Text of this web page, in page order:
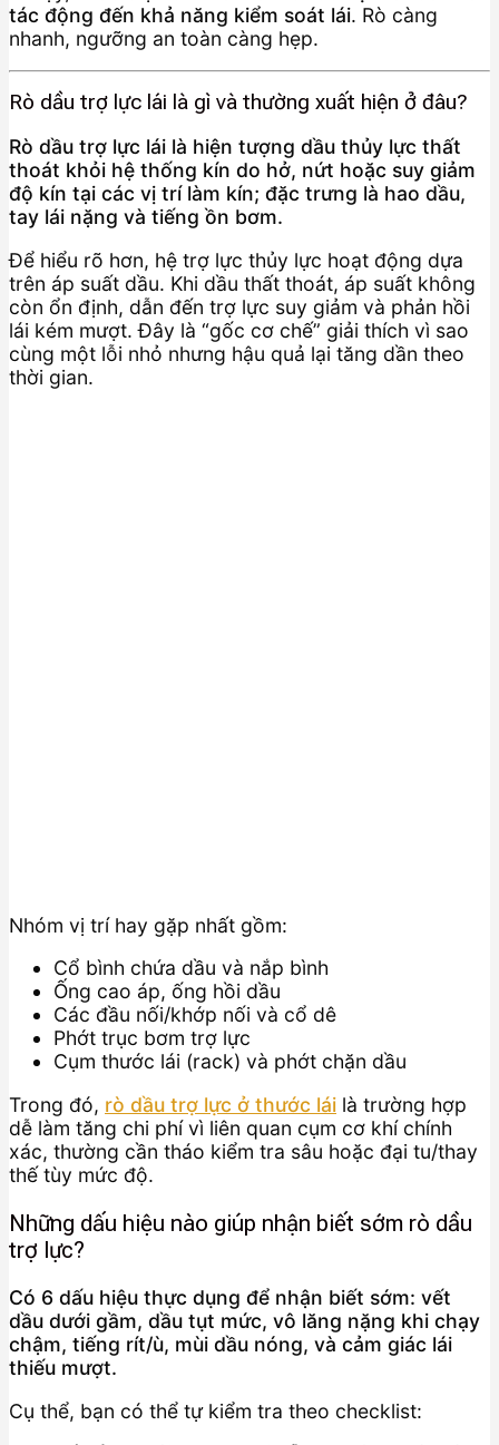
tác động đến khả năng kiểm soát lái. Rò càng
nhanh, ngưỡng an toàn càng hẹp.
Rò dầu trợ lực lái là gì và thường xuất hiện ở đâu?
Rò dầu trợ lực lái là hiện tượng dầu thủy lực thất
thoát khỏi hệ thống kín do hở, nứt hoặc suy giảm
độ kín tại các vị trí làm kín; đặc trưng là hao dầu,
tay lái nặng và tiếng ồn bơm.
Để hiểu rõ hơn, hệ trợ lực thủy lực hoạt động dựa
trên áp suất dầu. Khi dầu thất thoát, áp suất không
còn ổn định, dẫn đến trợ lực suy giảm và phản hồi
lái kém mượt. Đây là “gốc cơ chế” giải thích vì sao
cùng một lỗi nhỏ nhưng hậu quả lại tăng dần theo
thời gian.
Nhóm vị trí hay gặp nhất gồm:
Cổ bình chứa dầu và nắp bình
Ống cao áp, ống hồi dầu
Các đầu nối/khớp nối và cổ dê
Phớt trục bơm trợ lực
Cụm thước lái (rack) và phớt chặn dầu
Trong đó, rò dầu trợ lực ở thước lái là trường hợp
dễ làm tăng chi phí vì liên quan cụm cơ khí chính
xác, thường cần tháo kiểm tra sâu hoặc đại tu/thay
thế tùy mức độ.
Những dấu hiệu nào giúp nhận biết sớm rò dầu
trợ lực?
Có 6 dấu hiệu thực dụng để nhận biết sớm: vết
dầu dưới gầm, dầu tụt mức, vô lăng nặng khi chạy
chậm, tiếng rít/ù, mùi dầu nóng, và cảm giác lái
thiếu mượt.
Cụ thể, bạn có thể tự kiểm tra theo checklist: